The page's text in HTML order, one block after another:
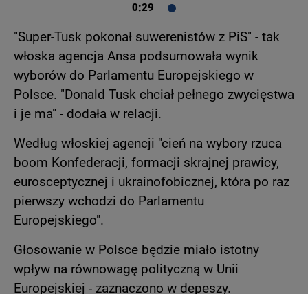
0:29
"Super-Tusk pokonał suwerenistów z PiS" - tak
włoska agencja Ansa podsumowała wynik
wyborów do Parlamentu Europejskiego w
Polsce. "Donald Tusk chciał pełnego zwycięstwa
i je ma" - dodała w relacji.
Według włoskiej agencji "cień na wybory rzuca
boom Konfederacji, formacji skrajnej prawicy,
eurosceptycznej i ukrainofobicznej, która po raz
pierwszy wchodzi do Parlamentu
Europejskiego".
Głosowanie w Polsce będzie miało istotny
wpływ na równowagę polityczną w Unii
Europejskiej - zaznaczono w depeszy.